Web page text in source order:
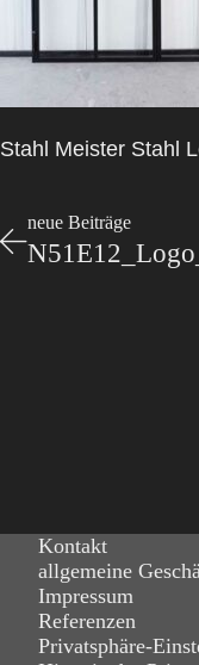
Stahl Meister Stahl
neue Beiträge
Kontakt
allgemeine
Impressum
Referenzen
Privatsphäre-